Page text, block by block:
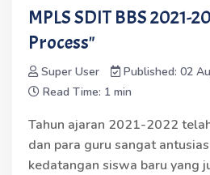
MPLS SDIT BBS 2021-
Process"
Super User
Published: 02
Read Time: 1 min
Tahun ajaran 2021-2022
dan para guru sangat
kedatangan siswa baru yang